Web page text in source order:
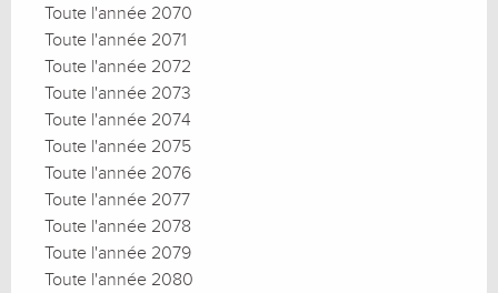
Toute l'année 2070
Toute l'année 2071
Toute l'année 2072
Toute l'année 2073
Toute l'année 2074
Toute l'année 2075
Toute l'année 2076
Toute l'année 2077
Toute l'année 2078
Toute l'année 2079
Toute l'année 2080